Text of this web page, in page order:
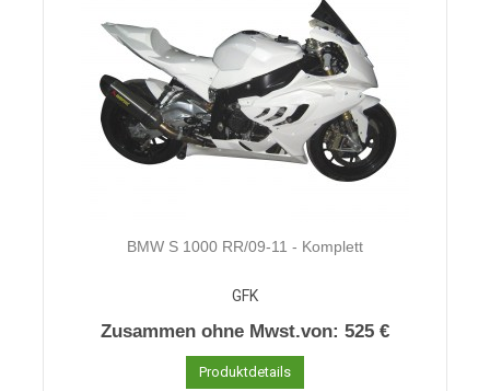
BMW S 1000 RR/09-11 - Komplett
GFK
Zusammen ohne Mwst.von: 525 €
Produktdetails